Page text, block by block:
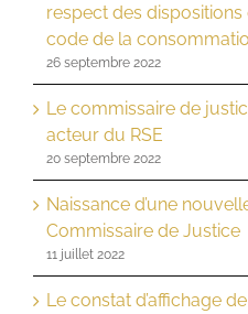
respect des dispositions
code de la
26 septembre 2022
Le commissaire de
acteur du RSE
20 septembre 2022
Naissance d’une
Commissaire de Justice
11 juillet 2022
Le constat d’affichage